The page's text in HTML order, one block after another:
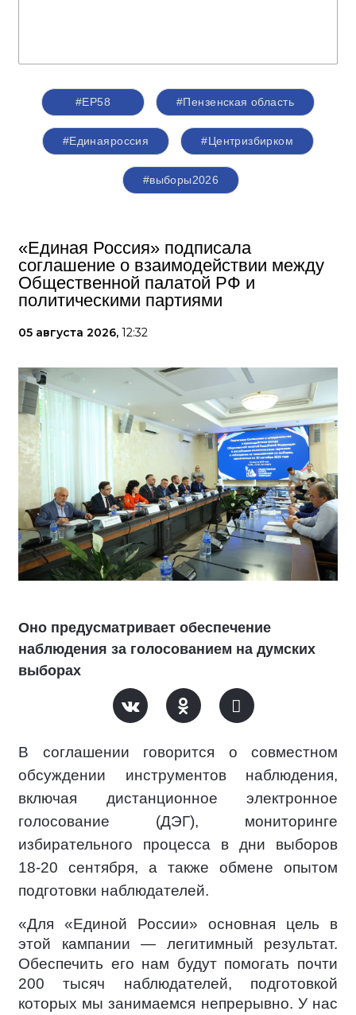
#ЕР58 #Пензенская область
#Единаяроссия #Центризбирком
#выборы2026
«Единая Россия» подписала
соглашение о взаимодействии между
Общественной палатой РФ и
политическими партиями
05 августа 2026, 12:32
Оно предусматривает обеспечение
наблюдения за голосованием на думских
выборах
В соглашении говорится о совместном
обсуждении инструментов наблюдения,
включая дистанционное электронное
голосование (ДЭГ), мониторинге
избирательного процесса в дни выборов
18-20 сентября, а также обмене опытом
подготовки наблюдателей.
«Для «Единой России» основная цель в
этой кампании — легитимный результат.
Обеспечить его нам будут помогать почти
200 тысяч наблюдателей, подготовкой
которых мы занимаемся непрерывно. У нас